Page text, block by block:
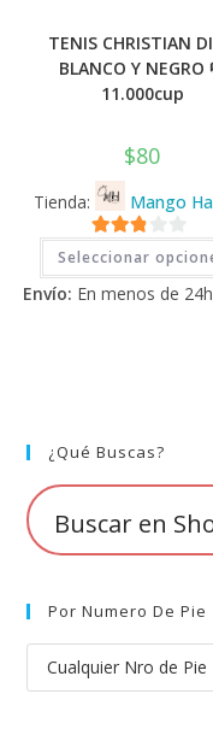
TENIS CHRISTIAN
BLANCO Y NEGRO
11.000cup
$80
Tienda: Mango
2.71
de 5
Seleccionar
Envío: En menos de 24h
¿Qué Buscas?
Por Numero De Pie